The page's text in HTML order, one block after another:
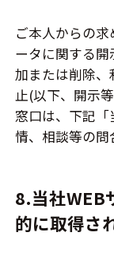
ご本人からの
ータに関する
加または削除
止(以下、開示
窓口は、下記
情、相談等の問
8.当社WEB
的に取得さ